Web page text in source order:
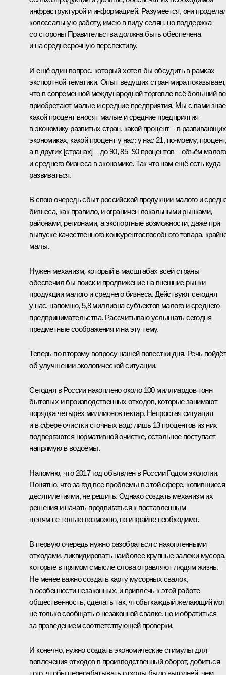
инфраструктурой и информацией. Разумеется, они
колоссальную работу, имею в виду селян, но поддержка
со стороны Правительства должна быть обеспечена
и на среднесрочную перспективу.
И ещё один вопрос, который хотел бы обсудить в рамках
экспортной тематики. Опыт ведущих стран мира показывает,
что в современной международной торговле всё больший
приобретают малые и средние предприятия. Мы с вами
какой процент вносят малые и средние предприятия
в экономику развитых стран, какой процент – в
экономиках, какой процент у нас: у нас 21, по‑моему, процент,
а в других [странах] – до 90, 85–90 процентов – объём малого
и среднего бизнеса в экономике. Так что нам ещё есть куда
развиваться.
В свою очередь сбыт российской продукции малого и
бизнеса, как правило, и ограничен локальными рынками,
районами, регионами, а экспортные возможности, даже при
выпуске качественного конкурентоспособного товара,
малы.
Нужен механизм, который в масштабах всей страны
обеспечил бы поиск и продвижение на внешние рынки
продукции малого и среднего бизнеса. Действуют сегодня
у нас, напомню, 5,8 миллиона субъектов малого и среднего
предпринимательства. Рассчитываю услышать сегодня
предметные соображения и на эту тему.
Теперь по второму вопросу нашей повестки дня. Речь
об улучшении экологической ситуации.
Сегодня в России накоплено около 100 миллиардов тонн
бытовых и производственных отходов, которые занимают
порядка четырёх миллионов гектар. Непростая ситуация
и в сфере очистки сточных вод: лишь 13 процентов из них
подвергаются нормативной очистке, остальное поступает
напрямую в водоёмы.
Напомню, что 2017 год объявлен в России Годом экологии.
Понятно, что за год все проблемы в этой сфере, копившиеся
десятилетиями, не решить. Однако создать механизм их
решения и начать продвигаться к поставленным
целям не только возможно, но и крайне необходимо.
В первую очередь нужно разобраться с накопленными
отходами, ликвидировать наиболее крупные залежи мусора,
которые в прямом смысле слова отравляют людям жизнь.
Не менее важно создать карту мусорных свалок,
в особенности незаконных, и привлечь к этой работе
общественность, сделать так, чтобы каждый желающий мог
не только сообщать о незаконной свалке, но и обратиться
за проведением соответствующей проверки.
И конечно, нужно создать экономические стимулы для
вовлечения отходов в производственный оборот, добиться
того, чтобы перерабатывать отходы было выгодней, чем